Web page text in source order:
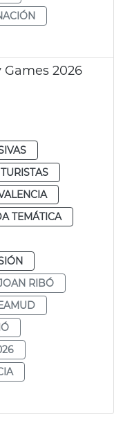
2026
TURISTAS
TEMÁTICA
RIBÓ